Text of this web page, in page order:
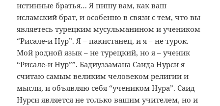
истинные братья… Я пишу вам, как ваш
исламский брат, и особенно в связи с тем, что вы
являетесь турецким мусульманином и учеником
“Рисале-и Нур”. Я – пакистанец, и я – не турок.
Мой родной язык – не турецкий, но я – ученик
“Рисале-и Нур””. Бадиуззамана Саида Нурси я
считаю самым великим человеком религии и
мысли, и объявляю себя “учеником Нура”. Саид
Нурси является не только вашим учителем, но и